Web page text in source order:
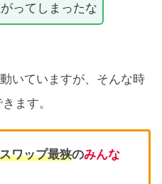
ってしまったな
いていますが、そんな時
ます。
スワップ最狭のみんな